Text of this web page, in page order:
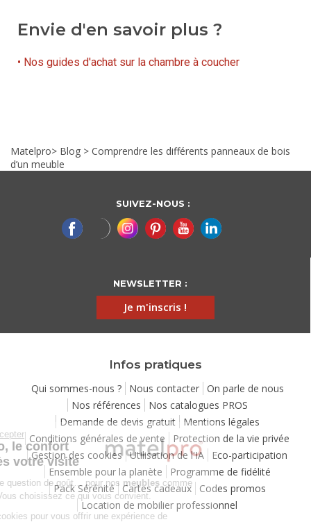
Envie d'en savoir plus ?
• Nos guides d'achat sur la chambre à coucher
Matelpro> Blog > Comprendre les différents panneaux de bois
d’un meuble
SUIVEZ-NOUS :
NEWSLETTER :
Je m'inscris !
Infos pratiques
Qui sommes-nous ? Nous contacter
On parle de nous
Nos références
Nos catalogues PROS
Demande de devis gratuit
Mentions légales
Conditions générales de vente
Protection de la vie privée
Gestion des cookies Utilisation de l'IA
Eco-participation
Ensemble pour la planète
Programme de fidélité
Pack Sérénité
Cartes cadeaux
Codes promos
Location de mobilier professionnel
Continuer sans accepter
Chez Matelpro, le confort
commence dès votre visite
Leconfort, c'est une question de goût… pour nos
pour nos cookies ! Vous choisissez ce qui vous convient.
Nous utilisons des cookies pour vous offrir une expérience de